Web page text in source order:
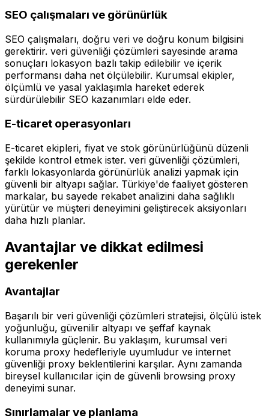
SEO çalışmaları ve görünürlük
SEO çalışmaları, doğru veri ve doğru konum bilgisini
gerektirir. veri güvenliği çözümleri sayesinde arama
sonuçları lokasyon bazlı takip edilebilir ve içerik
performansı daha net ölçülebilir. Kurumsal ekipler,
ölçümlü ve yasal yaklaşımla hareket ederek
sürdürülebilir SEO kazanımları elde eder.
E-ticaret operasyonları
E-ticaret ekipleri, fiyat ve stok görünürlüğünü düzenli
şekilde kontrol etmek ister. veri güvenliği çözümleri,
farklı lokasyonlarda görünürlük analizi yapmak için
güvenli bir altyapı sağlar. Türkiye'de faaliyet gösteren
markalar, bu sayede rekabet analizini daha sağlıklı
yürütür ve müşteri deneyimini geliştirecek aksiyonları
daha hızlı planlar.
Avantajlar ve dikkat edilmesi
gerekenler
Avantajlar
Başarılı bir veri güvenliği çözümleri stratejisi, ölçülü istek
yoğunluğu, güvenilir altyapı ve şeffaf kaynak
kullanımıyla güçlenir. Bu yaklaşım, kurumsal veri
koruma proxy hedefleriyle uyumludur ve internet
güvenliği proxy beklentilerini karşılar. Aynı zamanda
bireysel kullanıcılar için de güvenli browsing proxy
deneyimi sunar.
Sınırlamalar ve planlama